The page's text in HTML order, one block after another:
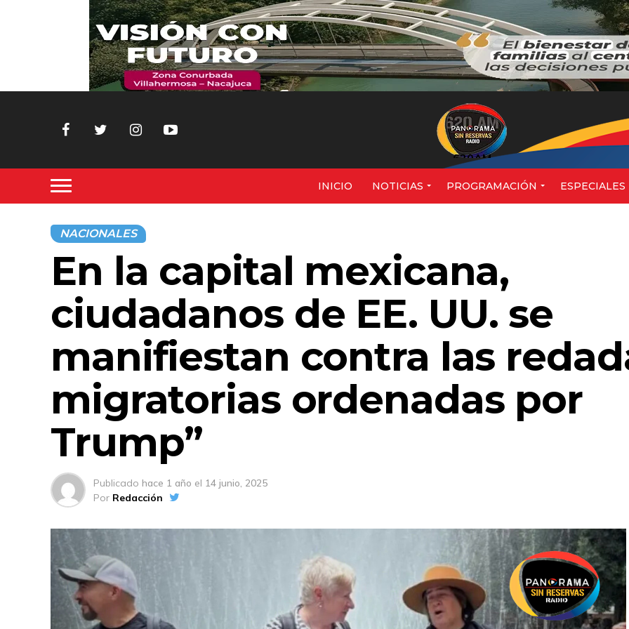
620AM
INICIO NOTICIAS PROGRAMACIÓN ESPECIALES
NACIONALES
En la capital mexicana,
ciudadanos de EE. UU. se
manifiestan contra las
migratorias ordenadas por
Trump”
Publicado hace 1 año el 14 junio, 2025
Por Redacción